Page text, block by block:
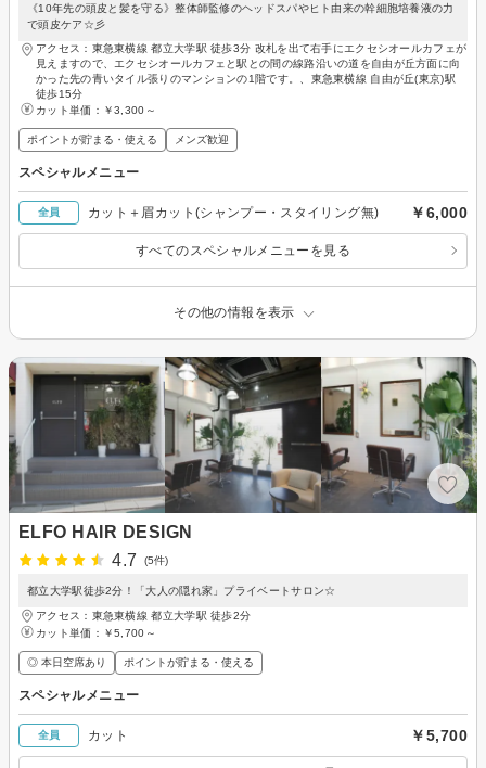
《10年先の頭皮と髪を守る》整体師監修のヘッドスパやヒト由来の幹細胞培養液の力
で頭皮ケア☆彡
アクセス：東急東横線 都立大学駅 徒歩3分 改札を出て右手にエクセシオールカフェが
見えますので、エクセシオールカフェと駅との間の線路沿いの道を自由が丘方面に向
かった先の青いタイル張りのマンションの1階です。、東急東横線 自由が丘(東京)駅
徒歩15分
カット単価： ￥3,300～
ポイントが貯まる・使える メンズ歓迎
スペシャルメニュー
全員 カット＋眉カット(シャンプー・スタイリング無) ￥6,000
すべてのスペシャルメニューを見る
その他の情報を表示
ELFO HAIR DESIGN
4.7
(5件)
都立大学駅徒歩2分！「大人の隠れ家」プライベートサロン☆
アクセス：東急東横線 都立大学駅 徒歩2分
カット単価： ￥5,700～
◎ 本日空席あり ポイントが貯まる・使える
スペシャルメニュー
全員 カット ￥5,700